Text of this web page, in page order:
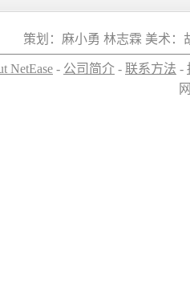
策划：麻小勇 林志霖 美术：
NetEase - 公司简介 - 联系方法 -